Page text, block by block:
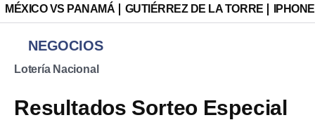
MÉXICO VS PANAMÁ GUTIÉRREZ DE LA TORRE
NEGOCIOS
Lotería Nacional
Resultados Sorteo Especial